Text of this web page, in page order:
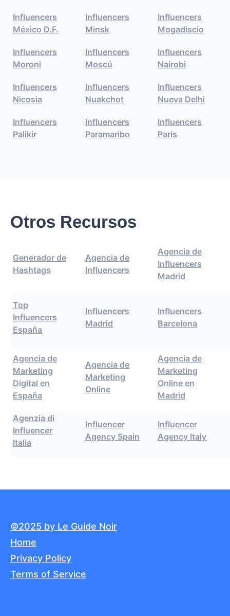
Influencers
México D.F.
Influencers
Minsk
Influencers
Mogadiscio
Influencers
Moroni
Influencers
Moscú
Influencers
Nairobi
Influencers
Nicosia
Influencers
Nuakchot
Influencers
Nueva Delhi
Influencers
Palikir
Influencers
Paramaribo
Influencers
París
Otros Recursos
Generador de
Hashtags
Agencia de
Influencers
Agencia de
Influencers
Madrid
Top
Influencers
España
Influencers
Madrid
Influencers
Barcelona
Agencia de
Marketing
Digital en
España
Agencia de
Marketing
Online
Agencia de
Marketing
Online en
Madrid
Agenzia di
Influencer
Italia
Influencer
Agency Spain
Influencer
Agency Italy
©2025 by Le Guide Noir
Home
Privacy Policy
Terms of Service